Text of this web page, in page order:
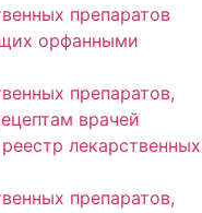
препаратов
орфанными
препаратов,
врачей
лекарственных
препаратов,